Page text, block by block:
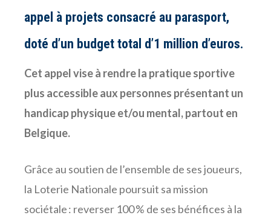
appel à projets consacré au parasport,
doté d’un budget total d’1 million d’euros.
Cet appel vise à rendre la pratique sportive
plus accessible aux personnes présentant un
handicap physique et/ou mental, partout en
Belgique.
Grâce au soutien de l’ensemble de ses joueurs,
la Loterie Nationale poursuit sa mission
sociétale : reverser 100 % de ses bénéfices à la